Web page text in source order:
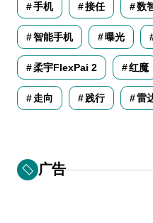
手机 接任 数
智能手机 曝光
柔宇FlexPai 2 红魔
走向 践行 雷
广告